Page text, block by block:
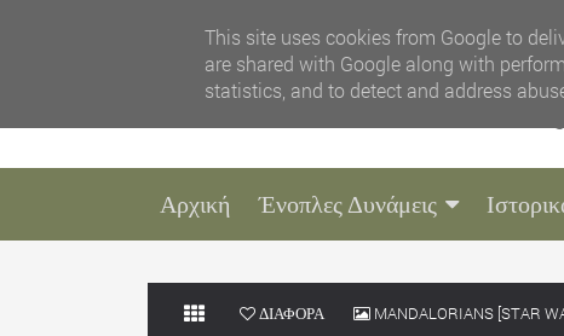
Αρχική Ένοπλες Δυνάμεις
ΔΙΑΦΟΡΑ MANDALORIANS [STAR
This site uses cookies from Google to
are shared with Google along with
statistics, and to detect and address